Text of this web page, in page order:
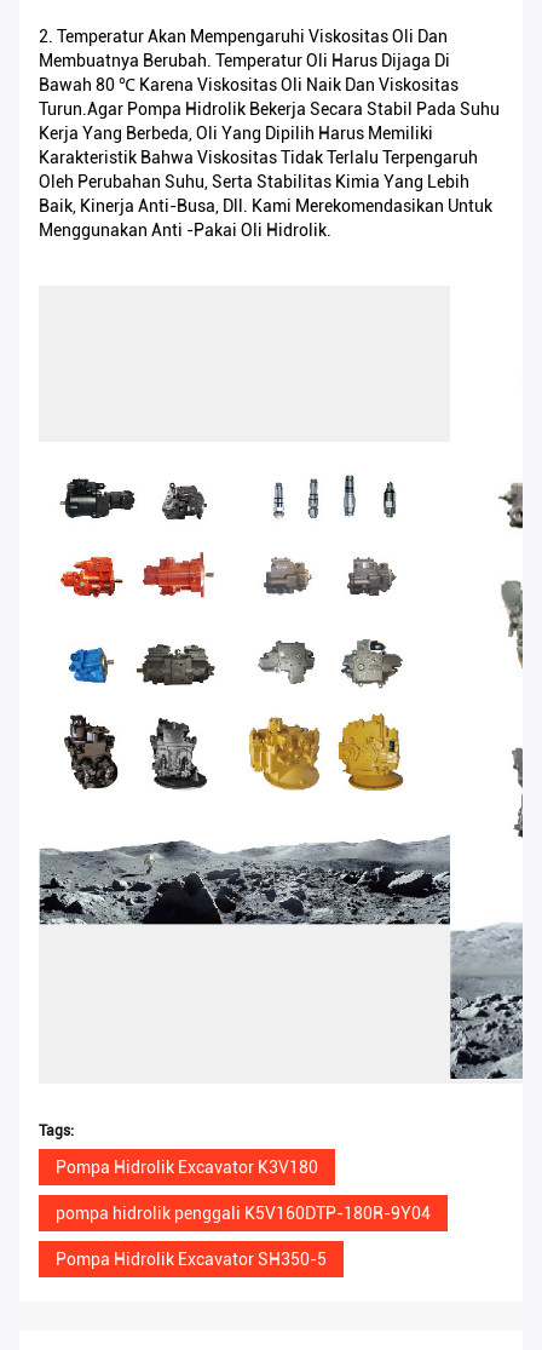
2. Temperatur Akan Mempengaruhi Viskositas Oli Dan
Membuatnya Berubah. Temperatur Oli Harus Dijaga Di
Bawah 80 ℃ Karena Viskositas Oli Naik Dan Viskositas
Turun.Agar Pompa Hidrolik Bekerja Secara Stabil Pada Suhu
Kerja Yang Berbeda, Oli Yang Dipilih Harus Memiliki
Karakteristik Bahwa Viskositas Tidak Terlalu Terpengaruh
Oleh Perubahan Suhu, Serta Stabilitas Kimia Yang Lebih
Baik, Kinerja Anti-Busa, Dll. Kami Merekomendasikan Untuk
Menggunakan Anti -pakai Oli Hidrolik.
Tags:
Pompa Hidrolik Excavator K3V180
pompa hidrolik penggali K5V160DTP-180R-9Y04
Pompa Hidrolik Excavator SH350-5